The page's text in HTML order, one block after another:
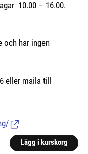
10.00 – 16.00.
och har ingen
eller maila till
(Länk till extern sida.)
Lägg i kurskorg